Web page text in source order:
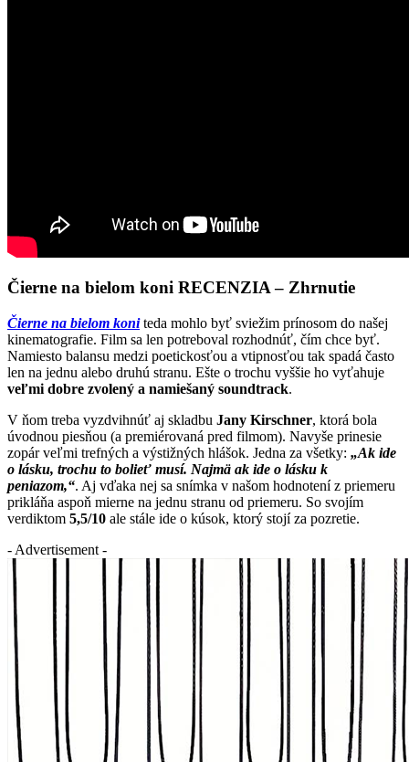
Čierne na bielom koni RECENZIA – Zhrnutie
Čierne na bielom koniteda mohlo byť sviežim prínosom do našej
kinematografie. Film sa len potreboval rozhodnúť, čím chce byť.
Namiesto balansu medzi poetickosťou a vtipnosťou tak spadá často
len na jednu alebo druhú stranu. Ešte o trochu vyššie ho vyťahuje
veľmi dobre zvolený a namiešaný soundtrack.
V ňom treba vyzdvihnúť aj skladbu Jany Kirschner, ktorá bola
úvodnou piesňou (a premiérovaná pred filmom). Navyše prinesie
zopár veľmi trefných a výstižných hlášok. Jedna za všetky: „Ak ide
o lásku, trochu to bolieť musí. Najmä ak ide o lásku k
peniazom,“. Aj vďaka nej sa snímka v našom hodnotení z priemeru
prikláňa aspoň mierne na jednu stranu od priemeru. So svojím
verdiktom 5,5/10 ale stále ide o kúsok, ktorý stojí za pozretie.
- Advertisement -